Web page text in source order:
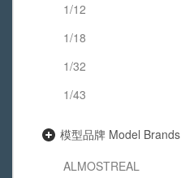
1/12
1/18
1/32
1/43
模型品牌 Model Brands
ALMOSTREAL